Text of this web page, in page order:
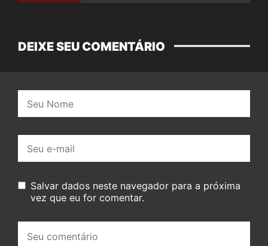
DEIXE SEU COMENTÁRIO
mail:
Salvar dados neste navegador para a próxima
vez que eu for comentar.
comentário: